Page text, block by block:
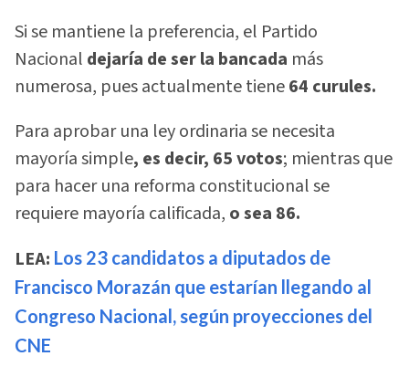
Si se mantiene la preferencia, el Partido
Nacional dejaría de ser la bancada más
numerosa, pues actualmente tiene64 curules.
Para aprobar una ley ordinaria se necesita
mayoría simple, es decir, 65 votos; mientras que
para hacer una reforma constitucional se
requiere mayoría calificada, o sea 86.
LEA: Los 23 candidatos a diputados de
Francisco Morazán que estarían llegando al
Congreso Nacional, según proyecciones del
CNE